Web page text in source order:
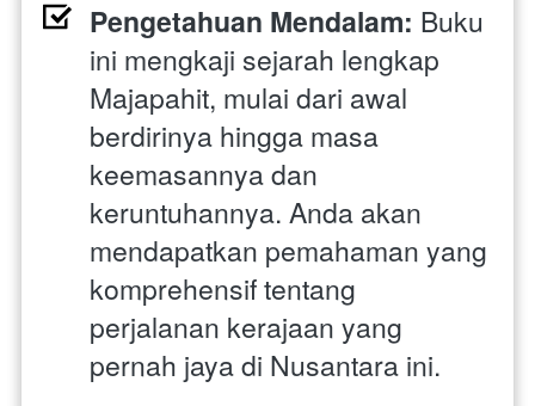
Pengetahuan Mendalam: Buku
ini mengkaji sejarah lengkap
Majapahit, mulai dari awal
berdirinya hingga masa
keemasannya dan
keruntuhannya. Anda akan
mendapatkan pemahaman yang
komprehensif tentang
perjalanan kerajaan yang
pernah jaya di Nusantara ini.